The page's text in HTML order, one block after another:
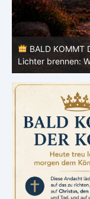
BALD KOMMT
Lichter brennen: